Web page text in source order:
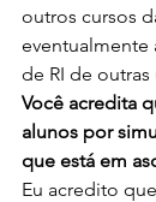
outros cursos
eventualmente
de RI de
Você acredita
alunos por
que está em
Eu acredito